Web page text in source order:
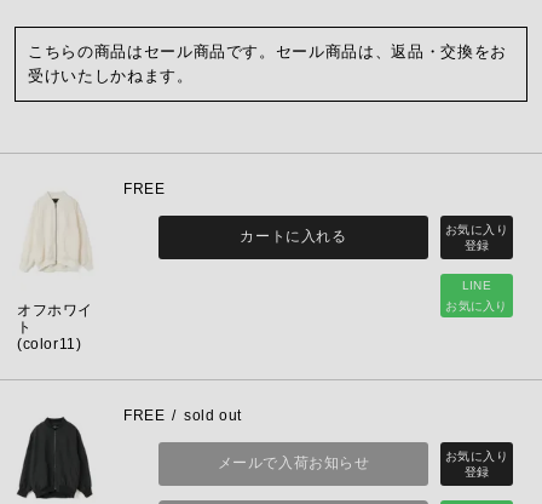
こちらの商品はセール商品です。セール商品は、返品・交換をお
受けいたしかねます。
オフホワイ
ト
(color11)
FREE
LINE
お気に入り
カートに入れる
FREE sold out
メールで入荷お知らせ